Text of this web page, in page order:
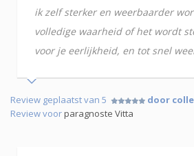
ik zelf sterker en weerbaarder
volledige waarheid of het wordt
voor je eerlijkheid, en tot snel
Review geplaatst van 5
door
Review voorparagnoste Vitta